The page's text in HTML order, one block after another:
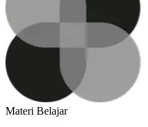
Materi Belajar